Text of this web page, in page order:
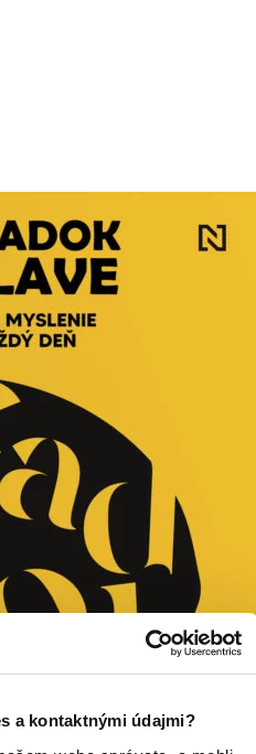
a kontaktnými údajmi?